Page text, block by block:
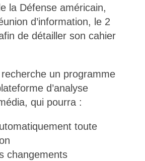
la Défense américain,
d’information, le 2
de détailler son cahier
recherche un programme
d’analyse
qui pourra :
toute
changements